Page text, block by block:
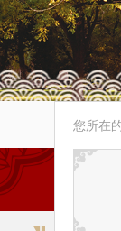
您所在